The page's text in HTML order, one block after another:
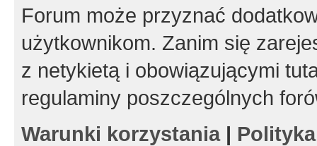
Forum może przyznać
użytkownikom. Zanim się
z netykietą i obowiązującymi
regulaminy poszczególnych
Warunki korzystania|